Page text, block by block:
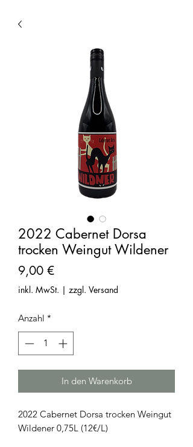
2022 Cabernet Dorsa
trocken Weingut Wildener
9,00 €Preis
inkl. MwSt. | zzgl. Versand
Anzahl *
In den Warenkorb
2022 Cabernet Dorsa trocken Weingut
Wildener 0,75L (12€/L)